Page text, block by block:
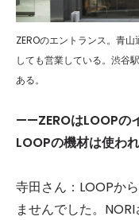
ZEROのエントランス。青
しても営業している。渋谷
ある。
——ZEROはLOOPの
LOOPの機材は使わ
寺田さん：LOOPか
ませんでした。